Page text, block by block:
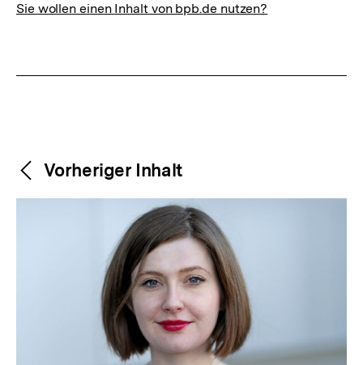
Sie wollen einen Inhalt von bpb.de nutzen?
Weitere
Inhalte
Content-
Navigation
Vorheriger Inhalt